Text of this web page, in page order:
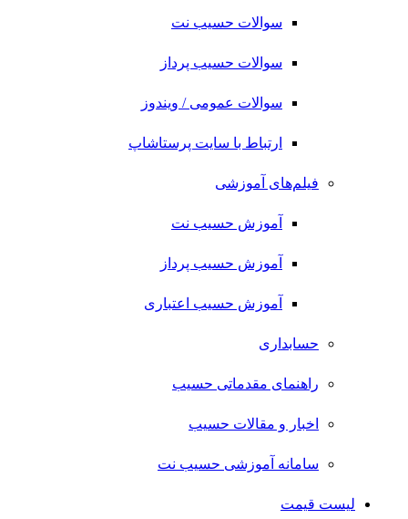
سوالات حسیب نت
سوالات حسیب پرداز
سوالات عمومی / ویندوز
ارتباط با سایت پرستاشاپ
فیلم‌های آموزشی
آموزش حسیب نت
آموزش حسیب پرداز
آموزش حسیب اعتباری
حسابداری
راهنمای مقدماتی حسیب
اخبار و مقالات حسیب
سامانه آموزشی حسیب نت
لیست قیمت